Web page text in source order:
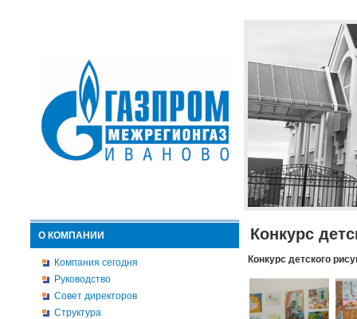
О КОМПАНИИ
Компания сегодня
Руководство
Совет директоров
Структура
Конкурс
Конкурс детского